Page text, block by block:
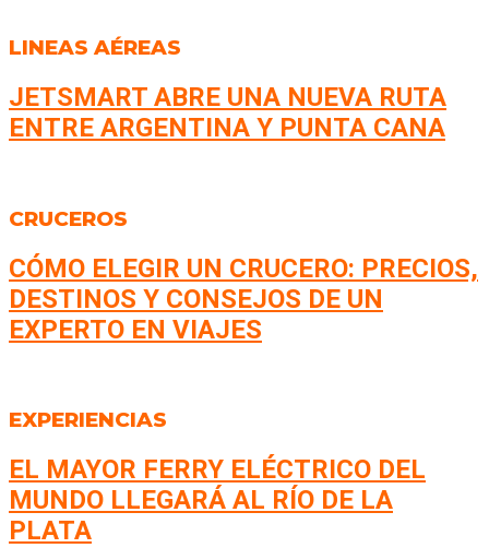
LINEAS AÉREAS
JETSMART ABRE UNA NUEVA RUTA
ENTRE ARGENTINA Y PUNTA CANA
CRUCEROS
CÓMO ELEGIR UN CRUCERO: PRECIOS,
DESTINOS Y CONSEJOS DE UN
EXPERTO EN VIAJES
EXPERIENCIAS
EL MAYOR FERRY ELÉCTRICO DEL
MUNDO LLEGARÁ AL RÍO DE LA
PLATA